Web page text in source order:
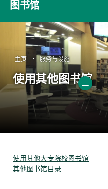
图书馆
主页 服务与设施
使用其他图书馆
切
使用其他大专院校图书馆
其他图书馆目录